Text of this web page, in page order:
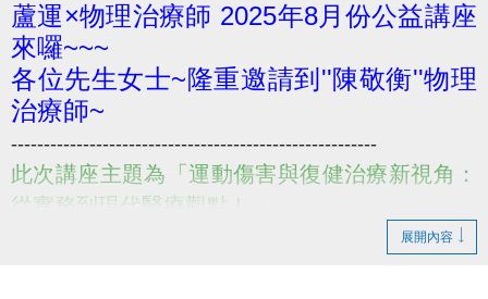
蘆運×物理治療師 2025年8月份公益講座
來囉~~~
各位先生女士~隆重邀請到''陳敬衡''物理
治療師~
--------------------------------------------------------
此次講座主題為「運動傷害與復健治療新視角：
從實務到現代醫療觀點 ! 」
展開內容